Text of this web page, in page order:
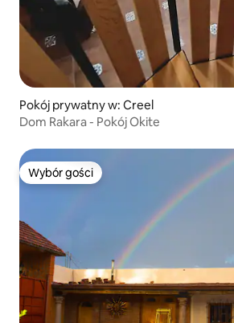
Pokój prywatny w: Creel
Dom Rakara - Pokój Okite
Wybór gości
Wybór gości